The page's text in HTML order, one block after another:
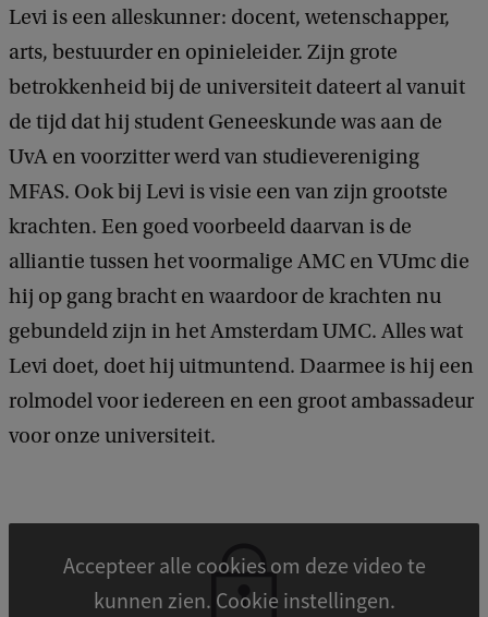
Levi is een alleskunner: docent, wetenschapper,
arts, bestuurder en opinieleider. Zijn grote
betrokkenheid bij de universiteit dateert al vanuit
de tijd dat hij student Geneeskunde was aan de
UvA en voorzitter werd van studievereniging
MFAS. Ook bij Levi is visie een van zijn grootste
krachten. Een goed voorbeeld daarvan is de
alliantie tussen het voormalige AMC en VUmc die
hij op gang bracht en waardoor de krachten nu
gebundeld zijn in het Amsterdam UMC. Alles wat
Levi doet, doet hij uitmuntend. Daarmee is hij een
rolmodel voor iedereen en een groot ambassadeur
voor onze universiteit.
Accepteer alle cookies om deze video te
kunnen zien. Cookie instellingen.